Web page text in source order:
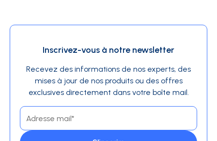
Inscrivez-vous à notre newsletter
Recevez des informations de nos experts, des
mises à jour de nos produits ou des offres
exclusives directement dans votre boîte mail.